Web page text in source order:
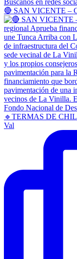
🔴 SAN VICENTE –
🔹TERMAS DE
Val